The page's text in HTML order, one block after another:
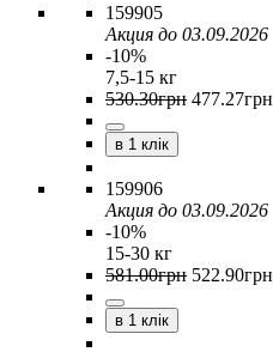
159905
Акция до 03.09.2026
-10%
7,5-15 кг
530.30грн 477.27грн
в 1 клік
159906
Акция до 03.09.2026
-10%
15-30 кг
581.00грн 522.90грн
в 1 клік